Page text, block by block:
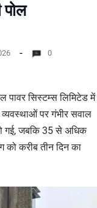
पोल
0
पावर सिस्टम्स लिमिटेड में
व्यवस्थाओं पर गंभीर सवाल
गई, जबकि 35 से अधिक
को करीब तीन दिन का